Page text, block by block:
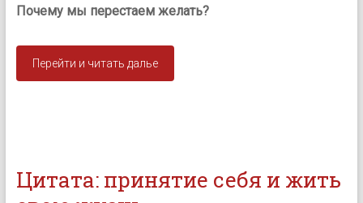
Почему мы перестаем желать?
Перейти и читать далье
Цитата: принятие себя и жить